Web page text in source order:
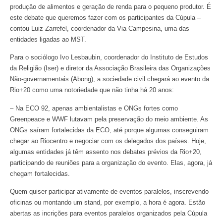
produção de alimentos e geração de renda para o pequeno produtor. É
este debate que queremos fazer com os participantes da Cúpula –
contou Luiz Zarrefel, coordenador da Via Campesina, uma das
entidades ligadas ao MST.
Para o sociólogo Ivo Lesbaubin, coordenador do Instituto de Estudos
da Religião (Iser) e diretor da Associação Brasileira das Organizações
Não-governamentais (Abong), a sociedade civil chegará ao evento da
Rio+20 como uma notoriedade que não tinha há 20 anos:
– Na ECO 92, apenas ambientalistas e ONGs fortes como
Greenpeace e WWF lutavam pela preservação do meio ambiente. As
ONGs saíram fortalecidas da ECO, até porque algumas conseguiram
chegar ao Riocentro e negociar com os delegados dos países. Hoje,
algumas entidades já têm assento nos debates prévios da Rio+20,
participando de reuniões para a organização do evento. Elas, agora, já
chegam fortalecidas.
Quem quiser participar ativamente de eventos paralelos, inscrevendo
oficinas ou montando um stand, por exemplo, a hora é agora. Estão
abertas as incrições para eventos paralelos organizados pela Cúpula